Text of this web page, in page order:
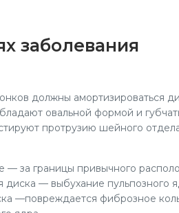
заболевания
должны амортизироваться
овальной формой и
протрузию шейного
— за границы привычного
диска — выбухание пульпозного
—повреждается фиброзное